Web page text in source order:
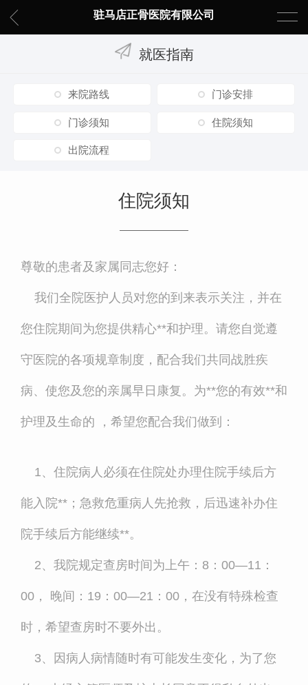
驻马店正骨医院有限公司
就医指南
来院路线 门诊安排
门诊须知 住院须知
出院流程
住院须知
尊敬的患者及家属同志您好：
我们全院医护人员对您的到来表示关注，并在
您住院期间为您提供精心**和护理。请您自觉遵
守医院的各项规章制度，配合我们共同战胜疾
病、使您及您的亲属早日康复。为**您的有效**和
护理及生命的 ，希望您配合我们做到：
1、住院病人必须在住院处办理住院手续后方
能入院**；急救危重病人先抢救，后迅速补办住
院手续后方能继续**。
2、我院规定查房时间为上午： 8 ： 00—11 ：
00 ， 晚间： 19 ： 00—21 ： 00 ，在没有特殊检查
时，希望查房时不要外出。
3、因病人病情随时有可能发生变化，为了您